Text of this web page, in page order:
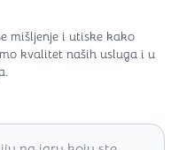
mišljenje i utiske kako
kvalitet naših usluga i u